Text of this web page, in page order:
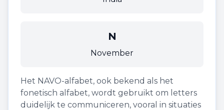
N
November
Het NAVO-alfabet, ook bekend als het
fonetisch alfabet, wordt gebruikt om letters
duidelijk te communiceren, vooral in situaties